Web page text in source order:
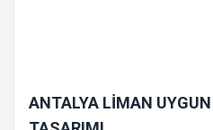
ANTALYA LİMAN